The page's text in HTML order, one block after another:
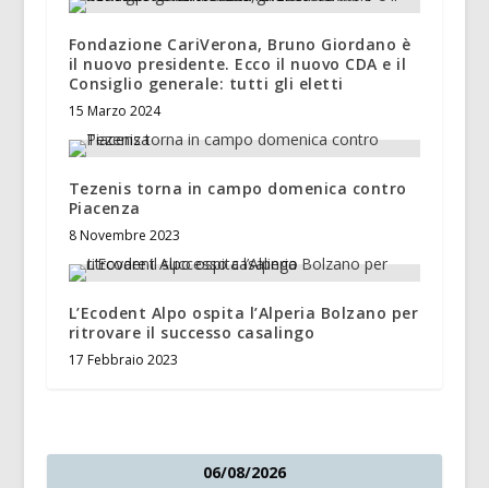
Fondazione CariVerona, Bruno Giordano è
il nuovo presidente. Ecco il nuovo CDA e il
Consiglio generale: tutti gli eletti
15 Marzo 2024
Tezenis torna in campo domenica contro
Piacenza
8 Novembre 2023
L’Ecodent Alpo ospita l’Alperia Bolzano per
ritrovare il successo casalingo
17 Febbraio 2023
06/08/2026